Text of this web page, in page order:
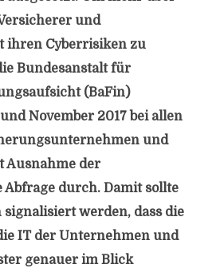
und
ihren Cyberrisiken zu
Bundesanstalt für
(BaFin)
November 2017 bei allen
und
Ausnahme der
Abfrage durch. Damit sollte
werden, dass die
IT der Unternehmen und
genauer im Blick